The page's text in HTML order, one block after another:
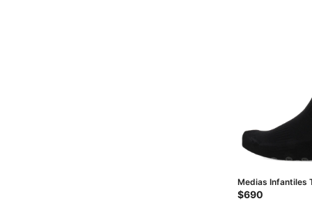
Medias Infantiles
Negro - Amarillo
$690